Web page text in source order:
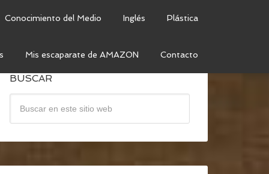
Conocimiento del Medio Inglés Plástica
Mis escaparate de AMAZON Contacto
BUSCAR